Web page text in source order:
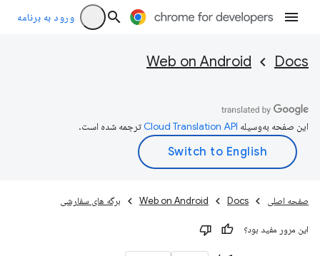
ورود به برنامه
Docs
Web on Android
این صفحه به‌وسیله ترجمه شده است.
صفحه اصلی Docs
Web on Android برگه های سفارشی
این مرور مفید بود؟